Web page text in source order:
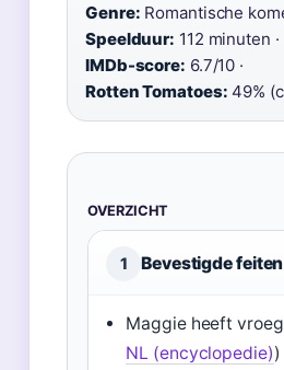
Genre: Romantische
Speelduur: 112 minuten ·
IMDb-score: 6.7/10 ·
Rotten Tomatoes: 49%
OVERZICHT
1 Bevestigde feiten
Maggie heeft
NL (encyclopedie))